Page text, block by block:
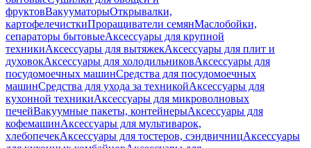
фруктовВакууматорыОткрывалки,
картофелечисткиПроращиватели семянМаслобойки,
сепараторы бытовыеАксессуары для крупной
техникиАксессуары для вытяжекАксессуары для плит и
духовокАксессуары для холодильниковАксессуары для
посудомоечных машинСредства для посудомоечных
машинСредства для ухода за техникойАксессуары для
кухонной техникиАксессуары для микроволновых
печейВакуумные пакеты, контейнерыАксессуары для
кофемашинАксессуары для мультиварок,
хлебопечекАксессуары для тостеров, сэндвичницАксессуары